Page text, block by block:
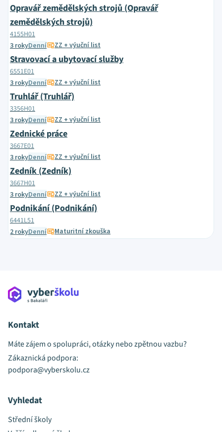
Opravář zemědělských strojů (Opravář
zemědělských strojů)
4155H01
3 rokyDenní ZZ + výuční list
Stravovací a ubytovací služby
6551E01
3 rokyDenní ZZ + výuční list
Truhlář (Truhlář)
3356H01
3 rokyDenní ZZ + výuční list
Zednické práce
3667E01
3 rokyDenní ZZ + výuční list
Zedník (Zedník)
3667H01
3 rokyDenní ZZ + výuční list
Podnikání (Podnikání)
6441L51
2 rokyDenní Maturitní zkouška
Kontakt
Máte zájem o spolupráci, otázky nebo zpětnou vazbu?
Zákaznická podpora:
podpora@vyberskolu.cz
Vyhledat
Střední školy